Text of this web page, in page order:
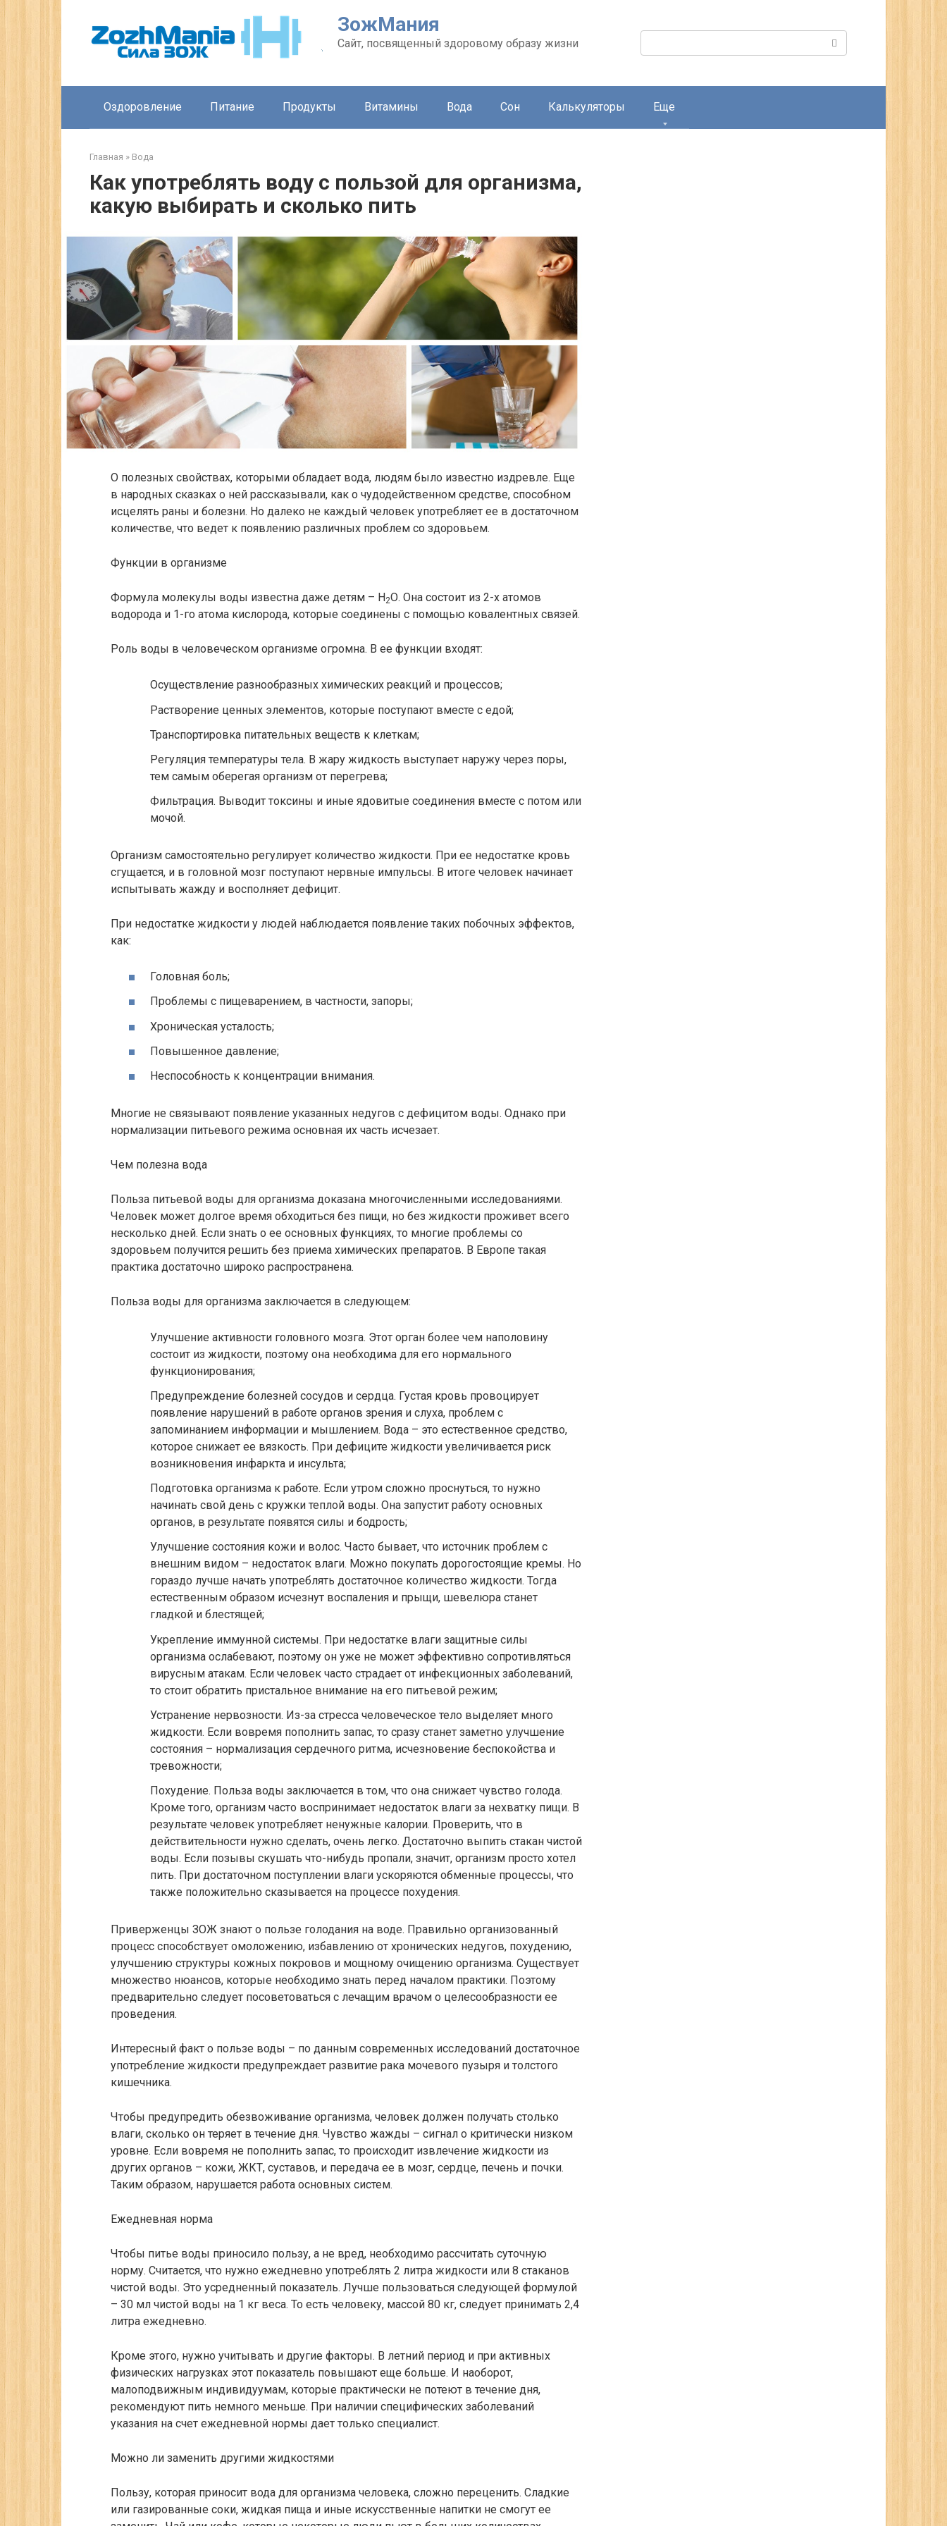
ЗожМания
Сайт, посвященный здоровому образу жизни
Оздоровление Питание Продукты Витамины Вода Сон Калькуляторы Еще
Главная » Вода
Как употреблять воду с пользой для организма,
какую выбирать и сколько пить
О полезных свойствах, которыми обладает вода, людям было известно издревле. Еще
в народных сказках о ней рассказывали, как о чудодейственном средстве, способном
исцелять раны и болезни. Но далеко не каждый человек употребляет ее в достаточном
количестве, что ведет к появлению различных проблем со здоровьем.
Функции в организме
Формула молекулы воды известна даже детям – Н2О. Она состоит из 2-х атомов
водорода и 1-го атома кислорода, которые соединены с помощью ковалентных связей.
Роль воды в человеческом организме огромна. В ее функции входят:
Осуществление разнообразных химических реакций и процессов;
Растворение ценных элементов, которые поступают вместе с едой;
Транспортировка питательных веществ к клеткам;
Регуляция температуры тела. В жару жидкость выступает наружу через поры,
тем самым оберегая организм от перегрева;
Фильтрация. Выводит токсины и иные ядовитые соединения вместе с потом или
мочой.
Организм самостоятельно регулирует количество жидкости. При ее недостатке кровь
сгущается, и в головной мозг поступают нервные импульсы. В итоге человек начинает
испытывать жажду и восполняет дефицит.
При недостатке жидкости у людей наблюдается появление таких побочных эффектов,
как:
Головная боль;
Проблемы с пищеварением, в частности, запоры;
Хроническая усталость;
Повышенное давление;
Неспособность к концентрации внимания.
Многие не связывают появление указанных недугов с дефицитом воды. Однако при
нормализации питьевого режима основная их часть исчезает.
Чем полезна вода
Польза питьевой воды для организма доказана многочисленными исследованиями.
Человек может долгое время обходиться без пищи, но без жидкости проживет всего
несколько дней. Если знать о ее основных функциях, то многие проблемы со
здоровьем получится решить без приема химических препаратов. В Европе такая
практика достаточно широко распространена.
Польза воды для организма заключается в следующем:
Улучшение активности головного мозга. Этот орган более чем наполовину
состоит из жидкости, поэтому она необходима для его нормального
функционирования;
Предупреждение болезней сосудов и сердца. Густая кровь провоцирует
появление нарушений в работе органов зрения и слуха, проблем с
запоминанием информации и мышлением. Вода – это естественное средство,
которое снижает ее вязкость. При дефиците жидкости увеличивается риск
возникновения инфаркта и инсульта;
Подготовка организма к работе. Если утром сложно проснуться, то нужно
начинать свой день с кружки теплой воды. Она запустит работу основных
органов, в результате появятся силы и бодрость;
Улучшение состояния кожи и волос. Часто бывает, что источник проблем с
внешним видом – недостаток влаги. Можно покупать дорогостоящие кремы. Но
гораздо лучше начать употреблять достаточное количество жидкости. Тогда
естественным образом исчезнут воспаления и прыщи, шевелюра станет
гладкой и блестящей;
Укрепление иммунной системы. При недостатке влаги защитные силы
организма ослабевают, поэтому он уже не может эффективно сопротивляться
вирусным атакам. Если человек часто страдает от инфекционных заболеваний,
то стоит обратить пристальное внимание на его питьевой режим;
Устранение нервозности. Из-за стресса человеческое тело выделяет много
жидкости. Если вовремя пополнить запас, то сразу станет заметно улучшение
состояния – нормализация сердечного ритма, исчезновение беспокойства и
тревожности;
Похудение. Польза воды заключается в том, что она снижает чувство голода.
Кроме того, организм часто воспринимает недостаток влаги за нехватку пищи. В
результате человек употребляет ненужные калории. Проверить, что в
действительности нужно сделать, очень легко. Достаточно выпить стакан чистой
воды. Если позывы скушать что-нибудь пропали, значит, организм просто хотел
пить. При достаточном поступлении влаги ускоряются обменные процессы, что
также положительно сказывается на процессе похудения.
Приверженцы ЗОЖ знают о пользе голодания на воде. Правильно организованный
процесс способствует омоложению, избавлению от хронических недугов, похудению,
улучшению структуры кожных покровов и мощному очищению организма. Существует
множество нюансов, которые необходимо знать перед началом практики. Поэтому
предварительно следует посоветоваться с лечащим врачом о целесообразности ее
проведения.
Интересный факт о пользе воды – по данным современных исследований достаточное
употребление жидкости предупреждает развитие рака мочевого пузыря и толстого
кишечника.
Чтобы предупредить обезвоживание организма, человек должен получать столько
влаги, сколько он теряет в течение дня. Чувство жажды – сигнал о критически низком
уровне. Если вовремя не пополнить запас, то происходит извлечение жидкости из
других органов – кожи, ЖКТ, суставов, и передача ее в мозг, сердце, печень и почки.
Таким образом, нарушается работа основных систем.
Ежедневная норма
Чтобы питье воды приносило пользу, а не вред, необходимо рассчитать суточную
норму. Считается, что нужно ежедневно употреблять 2 литра жидкости или 8 стаканов
чистой воды. Это усредненный показатель. Лучше пользоваться следующей формулой
– 30 мл чистой воды на 1 кг веса. То есть человеку, массой 80 кг, следует принимать 2,4
литра ежедневно.
Кроме этого, нужно учитывать и другие факторы. В летний период и при активных
физических нагрузках этот показатель повышают еще больше. И наоборот,
малоподвижным индивидуумам, которые практически не потеют в течение дня,
рекомендуют пить немного меньше. При наличии специфических заболеваний
указания на счет ежедневной нормы дает только специалист.
Можно ли заменить другими жидкостями
Пользу, которая приносит вода для организма человека, сложно переценить. Сладкие
или газированные соки, жидкая пища и иные искусственные напитки не смогут ее